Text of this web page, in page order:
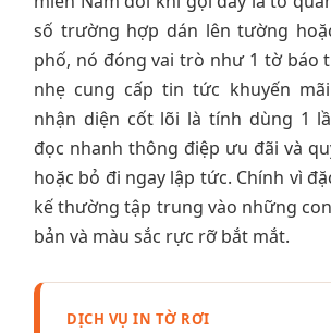
số trường hợp dán lên tường
phố, nó đóng vai trò như 1 tờ báo
nhẹ cung cấp tin tức khuyến
nhận diện cốt lõi là tính dùng 1
đọc nhanh thông điệp ưu đãi và
hoặc bỏ đi ngay lập tức. Chính vì
kế thường tập trung vào những
bản và màu sắc rực rỡ bắt mắt.
DỊCH VỤ IN TỜ RƠI